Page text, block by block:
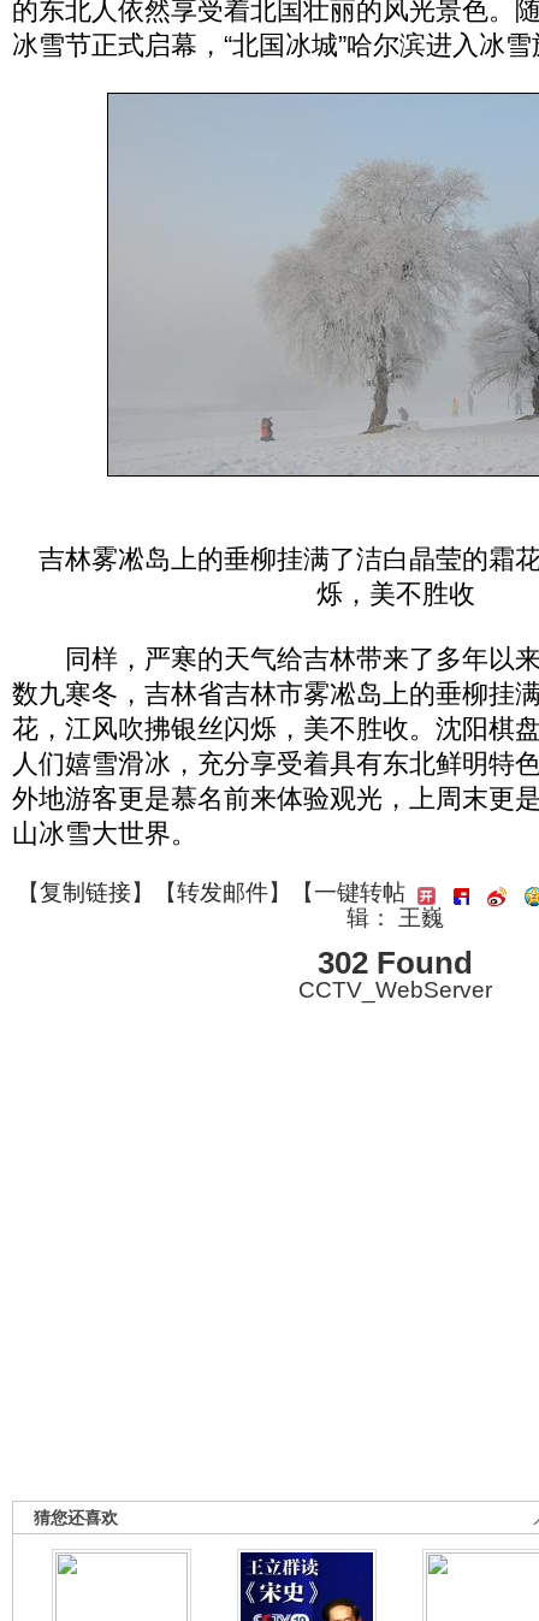
的东北人依然享受着北国壮丽的风光景色。
冰雪节正式启幕，“北国冰城”哈尔滨进入冰
吉林雾凇岛上的垂柳挂满了洁白晶莹的霜
烁，美不胜收
同样，严寒的天气给吉林带来了多年以来
数九寒冬，吉林省吉林市雾凇岛上的垂柳挂
花，江风吹拂银丝闪烁，美不胜收。沈阳棋
人们嬉雪滑冰，充分享受着具有东北鲜明特
外地游客更是慕名前来体验观光，上周末更
山冰雪大世界。
【复制链接】【转发邮件】
【一键转帖
辑： 王巍
302 Found
CCTV_WebServer
猜您还喜欢